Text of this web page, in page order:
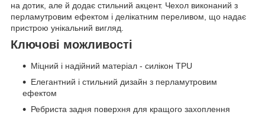
на дотик, але й додає стильний акцент. Чехол виконаний з
перламутровим ефектом і делікатним переливом, що надає
пристрою унікальний вигляд.
Ключові можливості
Міцний і надійний матеріал - силікон TPU
Елегантний і стильний дизайн з перламутровим
ефектом
Ребриста задня поверхня для кращого захоплення